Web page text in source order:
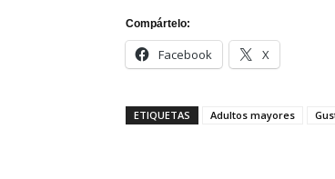
Compártelo:
Facebook X
ETIQUETAS Adultos mayores